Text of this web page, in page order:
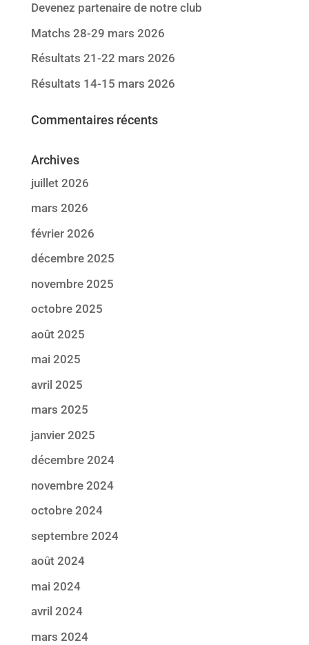
Devenez partenaire de notre club
Matchs 28-29 mars 2026
Résultats 21-22 mars 2026
Résultats 14-15 mars 2026
Commentaires récents
Archives
juillet 2026
mars 2026
février 2026
décembre 2025
novembre 2025
octobre 2025
août 2025
mai 2025
avril 2025
mars 2025
janvier 2025
décembre 2024
novembre 2024
octobre 2024
septembre 2024
août 2024
mai 2024
avril 2024
mars 2024